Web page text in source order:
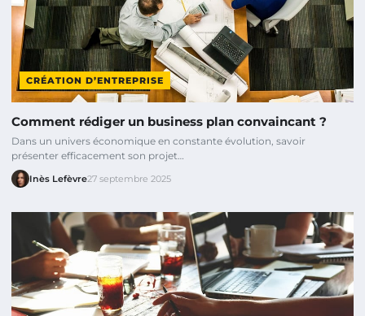
CRÉATION D’ENTREPRISE
Comment rédiger un business plan convaincant ?
Dans un univers économique en constante évolution, savoir
présenter efficacement son projet…
Inès Lefèvre27 septembre 2025